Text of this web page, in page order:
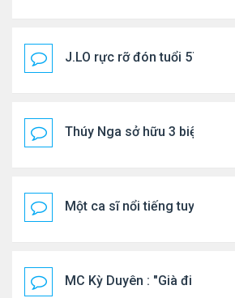
J.LO rực rỡ đón tuổi 57 trên
Thúy Nga sở hữu 3 biệt thự
Một ca sĩ nổi tiếng tuyên bố
MC Kỳ Duyên : "Già đi cũng